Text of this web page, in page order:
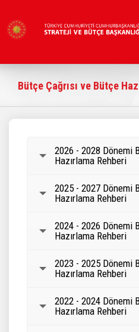
content
Bütçe Çağrısı ve Bütçe
2026 - 2028 Dönemi
Hazırlama Rehberi
2025 - 2027 Dönemi
Hazırlama Rehberi
2024 - 2026 Dönemi
Hazırlama Rehberi
2023 - 2025 Dönemi
Hazırlama Rehberi
2022 - 2024 Dönemi
Hazırlama Rehberi